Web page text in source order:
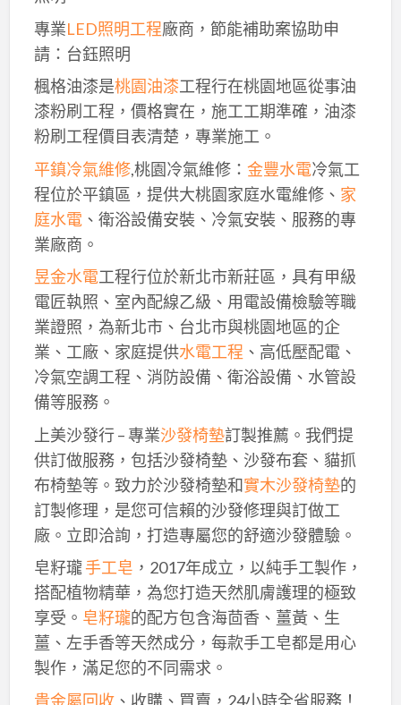
專業LED照明工程廠商，節能補助案協助申
請：台鈺照明
楓格油漆是桃園油漆工程行在桃園地區從事油
漆粉刷工程，價格實在，施工工期準確，油漆
粉刷工程價目表清楚，專業施工。
平鎮冷氣維修,桃園冷氣維修： 金豐水電冷氣工
程位於平鎮區，提供大桃園家庭水電維修、 家
庭水電、衛浴設備安裝、冷氣安裝、服務的專
業廠商。
昱金水電工程行位於新北市新莊區，具有甲級
電匠執照、室內配線乙級、用電設備檢驗等職
業證照，為新北市、台北市與桃園地區的企
業、工廠、家庭提供水電工程 、高低壓配電、
冷氣空調工程、消防設備、衛浴設備、水管設
備等服務。
上美沙發行 – 專業沙發椅墊訂製推薦。我們提
供訂做服務，包括沙發椅墊、沙發布套、貓抓
布椅墊等。致力於沙發椅墊和實木沙發椅墊的
訂製修理，是您可信賴的沙發修理與訂做工
廠。立即洽詢，打造專屬您的舒適沙發體驗。
皂籽瓏手工皂 ，2017年成立，以純手工製作，
搭配植物精華，為您打造天然肌膚護理的極致
享受。 皂籽瓏的配方包含海茴香、薑黃、生
薑、左手香等天然成分，每款手工皂都是用心
製作，滿足您的不同需求。
貴金屬回收、收購、買賣，24小時全省服務！